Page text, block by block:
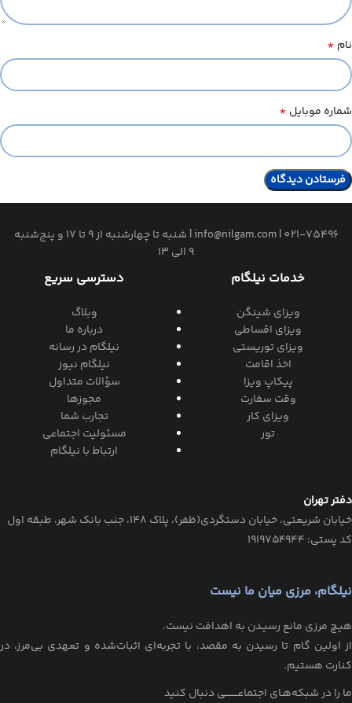
نام *
شماره موبایل *
021-75496
|
info@nilgam.com
| شنبه تا چهارشنبه از 9 تا 17 و پنج‌شنبه
9 الی 13
نیلگام، مرزی میان ما نیست
هیـچ مرزی مانع رسیـدن به اهدافت نیست.
از اولین گام تا رسیدن به مقصد، با تجربه‌ای اثبات‌شده و تعهدی بی‌مرز، در
کنارت هستیم.
ما را در شبکه‌هـای اجتماعــــــــی دنبال کنید
خدمات نیلگام
ویزای شینگن
ویزای اقساطی
ویزای توریستی
اخذ اقامت
پیکاپ ویزا
وقت سفارت
ویزای کار
تور
دسترسی سریع
وبلاگ
درباره ما
نیلگام در رسانه
نیلگام نیوز
سؤالات متداول
مجوزها
تجارب شما
مسئولیت اجتماعی
ارتباط با نیلگام
دفتر تهران
خیابان‌ شریعتی، خیابان‌ دستگردی(ظفر)، پلاک 148، جنب بانک شهر، طبقه اول
کد پستی: ۱۹۱۹۷۵۴۹۴۴